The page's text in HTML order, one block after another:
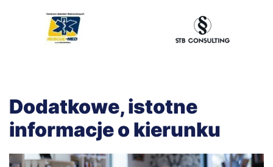
Dodatkowe, istotne
informacje o kierunku